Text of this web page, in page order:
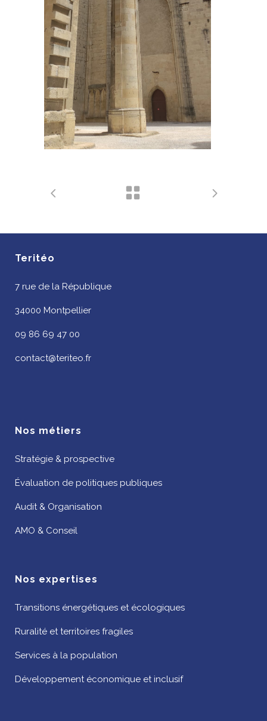
Teritéo
7 rue de la République
34000 Montpellier
09 86 69 47 00
contact@teriteo.fr
Nos métiers
Stratégie & prospective
Évaluation de politiques publiques
Audit & Organisation
AMO & Conseil
Nos expertises
Transitions énergétiques et écologiques
Ruralité et territoires fragiles
Services à la population
Développement économique et inclusif